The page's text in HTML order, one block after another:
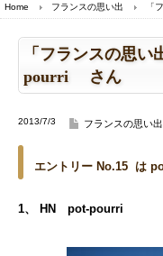
Home フランスの思い出 「
「フランスの思
pourri さん
2013/7/3 フランスの思い出
エントリー No.15 は
1、 HN pot-pourri